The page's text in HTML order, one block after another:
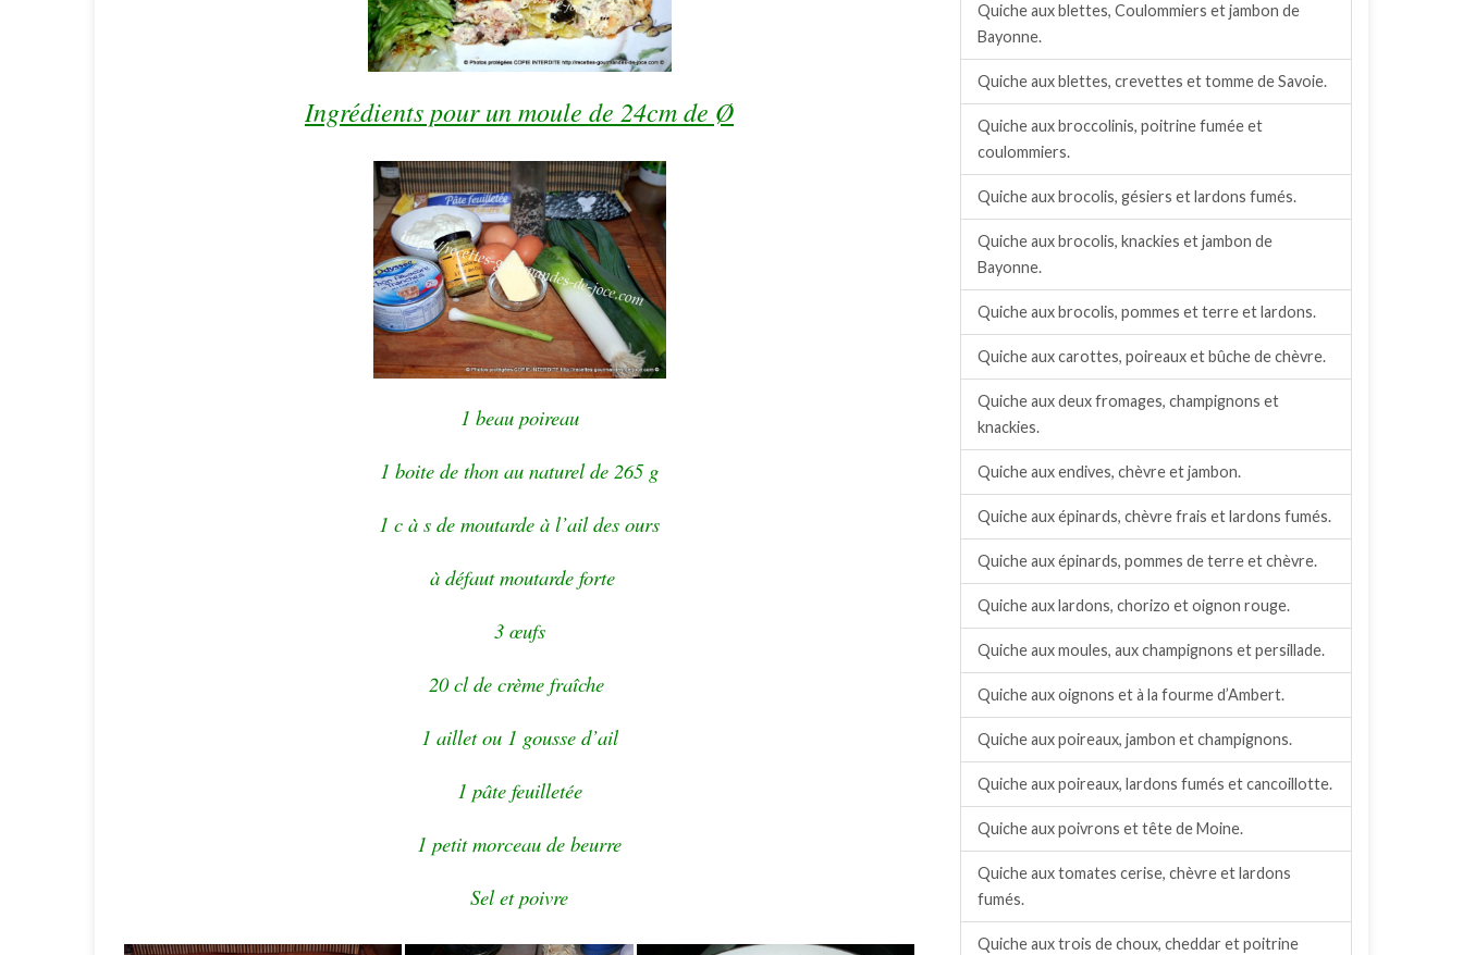
Ingrédients pour un moule de 24cm de Ø
1 beau poireau
1 boite de thon au naturel de 265 g
1 c à s de moutarde à l’ail des ours
à défaut moutarde forte
3 œufs
20 cl de crème fraîche
1 aillet ou 1 gousse d’ail
1 pâte feuilletée
1 petit morceau de beurre
Sel et poivre
Quiche aux blettes, Coulommiers et jambon de
Bayonne.
Quiche aux blettes, crevettes et tomme de Savoie.
Quiche aux broccolinis, poitrine fumée et
coulommiers.
Quiche aux brocolis, gésiers et lardons fumés.
Quiche aux brocolis, knackies et jambon de
Bayonne.
Quiche aux brocolis, pommes et terre et lardons.
Quiche aux carottes, poireaux et bûche de chèvre.
Quiche aux deux fromages, champignons et
knackies.
Quiche aux endives, chèvre et jambon.
Quiche aux épinards, chèvre frais et lardons fumés.
Quiche aux épinards, pommes de terre et chèvre.
Quiche aux lardons, chorizo et oignon rouge.
Quiche aux moules, aux champignons et persillade.
Quiche aux oignons et à la fourme d’Ambert.
Quiche aux poireaux, jambon et champignons.
Quiche aux poireaux, lardons fumés et cancoillotte.
Quiche aux poivrons et tête de Moine.
Quiche aux tomates cerise, chèvre et lardons
fumés.
Quiche aux trois de choux, cheddar et poitrine